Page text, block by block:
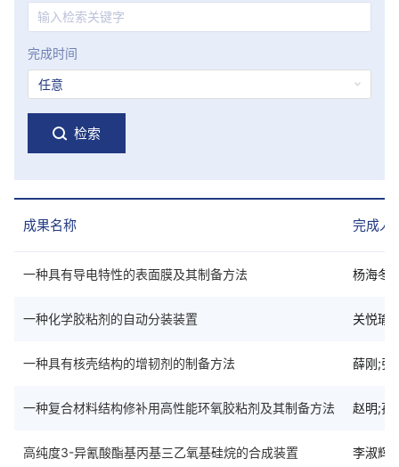
完成时间
检索
成果名称 完成人
一种具有导电特性的表面膜及其制备方法 杨海冬;
一种化学胶粘剂的自动分装装置 关悦瑜;
一种具有核壳结构的增韧剂的制备方法 薛刚;张
一种复合材料结构修补用高性能环氧胶粘剂及其制备方法 赵明;孙
高纯度3-异氰酸酯基丙基三乙氧基硅烷的合成装置 李淑辉;